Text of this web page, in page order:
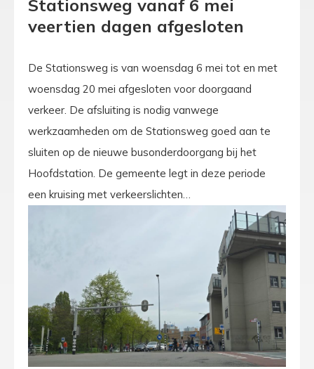
Stationsweg vanaf 6 mei
veertien dagen afgesloten
De Stationsweg is van woensdag 6 mei tot en met
woensdag 20 mei afgesloten voor doorgaand
verkeer. De afsluiting is nodig vanwege
werkzaamheden om de Stationsweg goed aan te
sluiten op de nieuwe busonderdoorgang bij het
Hoofdstation. De gemeente legt in deze periode
een kruising met verkeerslichten…